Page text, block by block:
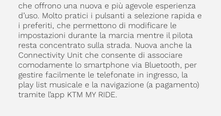
che offrono una nuova e più agevole esperienza
d’uso. Molto pratici i pulsanti a selezione rapida e
i preferiti, che permettono di modificare le
impostazioni durante la marcia mentre il pilota
resta concentrato sulla strada. Nuova anche la
Connectivity Unit che consente di associare
comodamente lo smartphone via Bluetooth, per
gestire facilmente le telefonate in ingresso, la
play list musicale e la navigazione (a pagamento)
tramite l’app KTM MY RIDE.